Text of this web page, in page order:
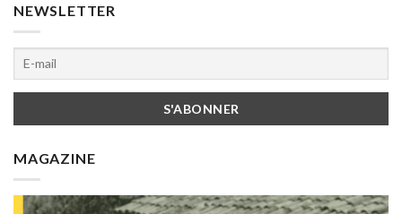
NEWSLETTER
MAGAZINE